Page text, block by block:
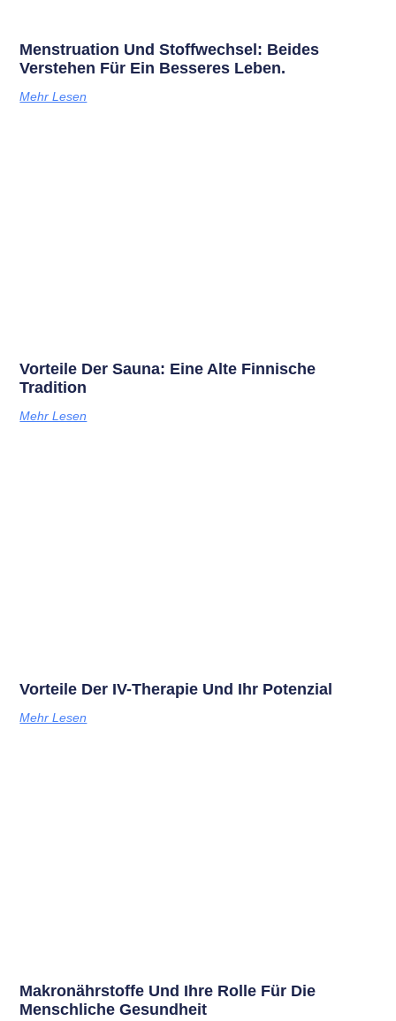
Menstruation Und Stoffwechsel: Beides
Verstehen Für Ein Besseres Leben.
Mehr Lesen
Vorteile Der Sauna: Eine Alte Finnische
Tradition
Mehr Lesen
Vorteile Der IV-Therapie Und Ihr Potenzial
Mehr Lesen
Makronährstoffe Und Ihre Rolle Für Die
Menschliche Gesundheit